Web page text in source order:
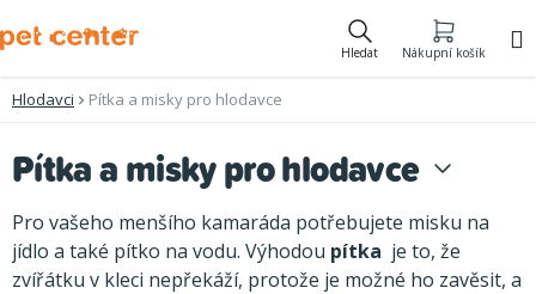
na
Hledat Nákupní košík
Hlodavci Pítka a misky pro hlodavce
Pítka a misky pro hlodavce
Pro vašeho menšího kamaráda potřebujete misku na
jídlo a také pítko na vodu. Výhodou pítka je to, že
zvířátku v kleci nepřekáží, protože je možné ho zavěsit, a